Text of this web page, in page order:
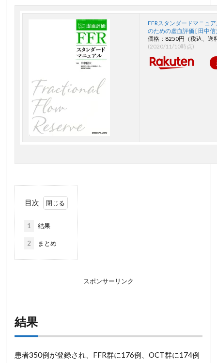
FFRスタンダードマニュ
のための虚血評価 [ 田中信
価格：8250円（税込、送
(2020/11/10時点)
目次
1 結果
2 まとめ
スポンサーリンク
結果
患者350例が登録され、FFR群に176例、OCT群に174例